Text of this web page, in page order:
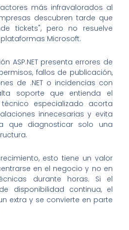
más infravalorados al
descubren tarde que
tickets", pero no resuelve
Microsoft.
ASP.NET presenta errores de
fallos de publicación,
de .NET o incidencias con
soporte que entienda el
especializado acorta
innecesarias y evita
que diagnosticar solo una
esto tiene un valor
en el negocio y no en
durante horas. Si el
disponibilidad continua, el
extra y se convierte en parte